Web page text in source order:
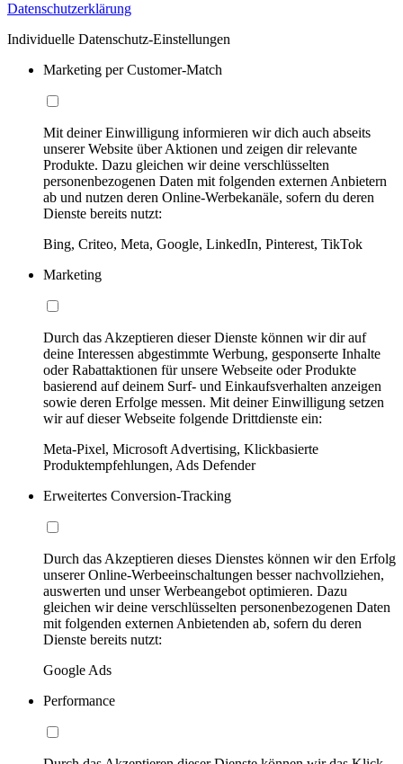
Datenschutzerklärung
Individuelle Datenschutz-Einstellungen
Marketing per Customer-Match
Mit deiner Einwilligung informieren wir dich auch abseits
unserer Website über Aktionen und zeigen dir relevante
Produkte. Dazu gleichen wir deine verschlüsselten
personenbezogenen Daten mit folgenden externen Anbietern
ab und nutzen deren Online-Werbekanäle, sofern du deren
Dienste bereits nutzt:
Bing, Criteo, Meta, Google, LinkedIn, Pinterest, TikTok
Marketing
Durch das Akzeptieren dieser Dienste können wir dir auf
deine Interessen abgestimmte Werbung, gesponserte Inhalte
oder Rabattaktionen für unsere Webseite oder Produkte
basierend auf deinem Surf- und Einkaufsverhalten anzeigen
sowie deren Erfolge messen. Mit deiner Einwilligung setzen
wir auf dieser Webseite folgende Drittdienste ein:
Meta-Pixel, Microsoft Advertising, Klickbasierte
Produktempfehlungen, Ads Defender
Erweitertes Conversion-Tracking
Durch das Akzeptieren dieses Dienstes können wir den Erfolg
unserer Online-Werbeeinschaltungen besser nachvollziehen,
auswerten und unser Werbeangebot optimieren. Dazu
gleichen wir deine verschlüsselten personenbezogenen Daten
mit folgenden externen Anbietenden ab, sofern du deren
Dienste bereits nutzt:
Google Ads
Performance